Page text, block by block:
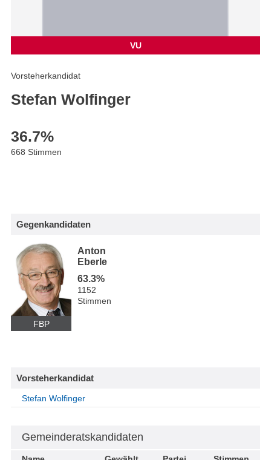
VU
Vorsteherkandidat
Stefan Wolfinger
36.7%
668 Stimmen
Gegenkandidaten
FBP
Anton
Eberle
63.3%
1152
Stimmen
Vorsteherkandidat
Stefan Wolfinger
Gemeinderatskandidaten